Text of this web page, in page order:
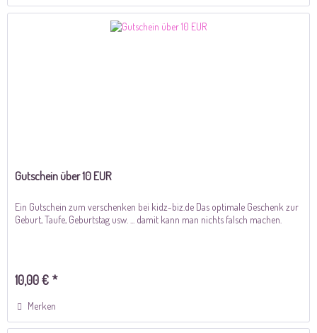
Gutschein über 10 EUR
Ein Gutschein zum verschenken bei kidz-biz.de Das optimale Geschenk zur
Geburt, Taufe, Geburtstag usw. ... damit kann man nichts falsch machen.
10,00 € *
Merken